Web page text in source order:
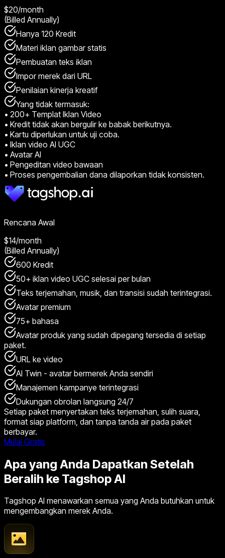
$20/month
(Billed Annually)
Hanya 120 Kredit
Materi iklan gambar statis
Pembuatan teks iklan
Impor merek dari URL
Penilaian kinerja kreatif
Yang tidak termasuk:
• 200+ Templat Iklan Video
• Kredit tidak akan bergulir ke babak berikutnya.
• Kartu diperlukan untuk uji coba.
• Iklan video AI UGC
• Avatar AI
• Pengeditan video bawaan
• Proses pengembalian dana dilaporkan tidak konsisten.
Rencana Awal
$14/month
(Billed Annually)
600 Kredit
50+ iklan video UGC selesai per bulan
Teks terjemahan, musik, dan transisi sudah terintegrasi.
Avatar premium
75+ bahasa
Avatar produk yang sudah dipegang tersedia di setiap
paket.
URL ke video
AI Twin - avatar bermerek Anda sendiri
Manajemen kampanye terintegrasi
Dukungan obrolan langsung 24/7
Setiap paket menyertakan teks terjemahan, sulih suara,
format siap platform, dan tanpa tanda air pada paket
berbayar.
Mulai Gratis
Apa yang Anda Dapatkan Setelah
Beralih ke Tagshop AI
Tagshop AI menawarkan semua yang Anda butuhkan untuk
mengembangkan merek Anda.